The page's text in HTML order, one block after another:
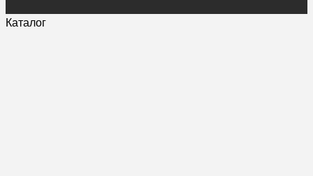
Каталог